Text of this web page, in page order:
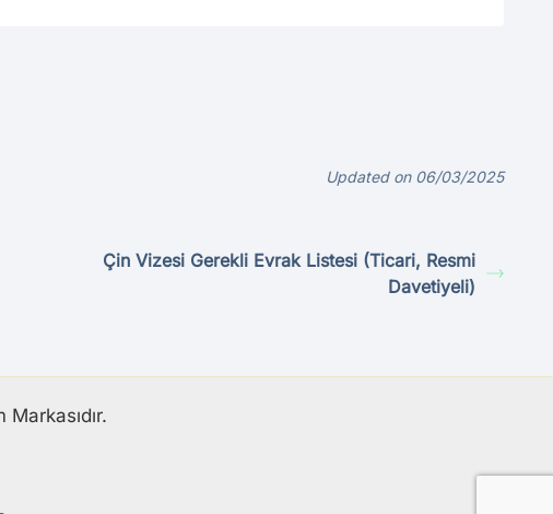
Updated on 06/03/2025
Çin Vizesi Gerekli Evrak Listesi (Ticari, Resmi
Davetiyeli)